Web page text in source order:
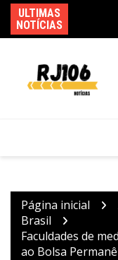
para
o
ULTIMAS
NOTÍCIAS
Página inicial
Brasil
Faculdades de
ao Bolsa